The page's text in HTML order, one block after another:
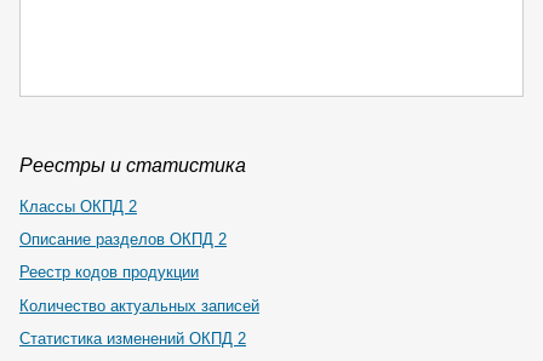
Реестры и статистика
Классы ОКПД 2
Описание разделов ОКПД 2
Реестр кодов продукции
Количество актуальных записей
Статистика изменений ОКПД 2